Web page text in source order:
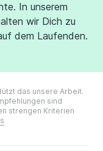
In unserem
wir Dich zu
dem Laufenden.
das unsere Arbeit.
sind
strengen Kriterien